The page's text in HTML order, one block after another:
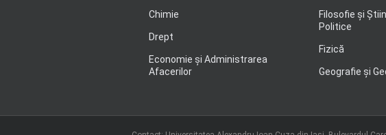
Chimie
Drept
Economie şi Administrarea
Afacerilor
Filosofie şi
Politice
Fizică
Geografie şi